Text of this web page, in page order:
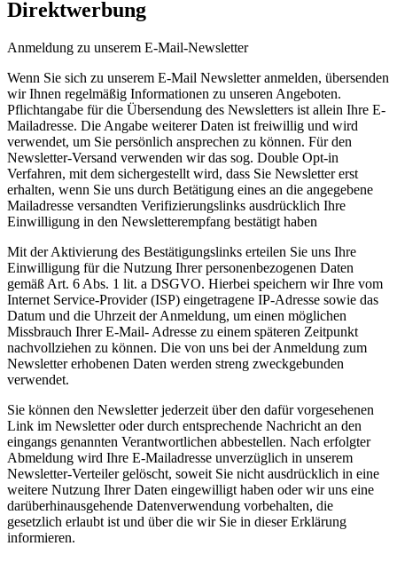
Direktwerbung
Anmeldung zu unserem E-Mail-Newsletter
Wenn Sie sich zu unserem E-Mail Newsletter anmelden, übersenden
wir Ihnen regelmäßig Informationen zu unseren Angeboten.
Pflichtangabe für die Übersendung des Newsletters ist allein Ihre E-
Mailadresse. Die Angabe weiterer Daten ist freiwillig und wird
verwendet, um Sie persönlich ansprechen zu können. Für den
Newsletter-Versand verwenden wir das sog. Double Opt-in
Verfahren, mit dem sichergestellt wird, dass Sie Newsletter erst
erhalten, wenn Sie uns durch Betätigung eines an die angegebene
Mailadresse versandten Verifizierungslinks ausdrücklich Ihre
Einwilligung in den Newsletterempfang bestätigt haben
Mit der Aktivierung des Bestätigungslinks erteilen Sie uns Ihre
Einwilligung für die Nutzung Ihrer personenbezogenen Daten
gemäß Art. 6 Abs. 1 lit. a DSGVO. Hierbei speichern wir Ihre vom
Internet Service-Provider (ISP) eingetragene IP-Adresse sowie das
Datum und die Uhrzeit der Anmeldung, um einen möglichen
Missbrauch Ihrer E-Mail- Adresse zu einem späteren Zeitpunkt
nachvollziehen zu können. Die von uns bei der Anmeldung zum
Newsletter erhobenen Daten werden streng zweckgebunden
verwendet.
Sie können den Newsletter jederzeit über den dafür vorgesehenen
Link im Newsletter oder durch entsprechende Nachricht an den
eingangs genannten Verantwortlichen abbestellen. Nach erfolgter
Abmeldung wird Ihre E-Mailadresse unverzüglich in unserem
Newsletter-Verteiler gelöscht, soweit Sie nicht ausdrücklich in eine
weitere Nutzung Ihrer Daten eingewilligt haben oder wir uns eine
darüberhinausgehende Datenverwendung vorbehalten, die
gesetzlich erlaubt ist und über die wir Sie in dieser Erklärung
informieren.